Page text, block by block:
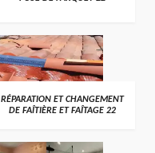
RÉPARATION ET CHANGEMENT
DE FAÎTIÈRE ET FAÎTAGE 22